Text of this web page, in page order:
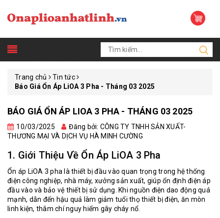
Trang chủ
Tin tức
Báo Giá Ổn Áp LiOA 3 Pha - Tháng 03 2025
BÁO GIÁ ỔN ÁP LIOA 3 PHA - THÁNG 03 2025
10/03/2025
Đăng bởi: CÔNG TY TNHH SẢN XUẤT-
THƯƠNG MẠI VÀ DỊCH VỤ HÀ MINH CƯỜNG
1. Giới Thiệu Về Ổn Áp LiOA 3 Pha
Ổn áp LiOA 3 pha là thiết bị đầu vào quan trọng trong hệ thống
điện công nghiệp, nhà máy, xưởng sản xuất, giúp ổn định điện áp
đầu vào và bảo vệ thiết bị sử dụng. Khi nguồn điện dao động quá
mạnh, dẫn đến hậu quả làm giảm tuổi thọ thiết bị điện, ăn mòn
linh kiện, thâm chí nguy hiểm gây cháy nổ.